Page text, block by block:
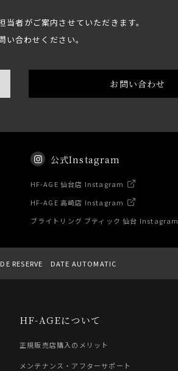
者がご案内させていただきます。
い合わせください。
お問い合わせ
公式Instagram
HF-AGE 仙台店 Instagram
HF-AGE 高崎店 Instagram
ブライトリング ブティック 仙台 Instagram
RESERVE DATE AUTOMATIC
HF-AGEについて
正規販売店購入のメリット
メンテナンス・アフターサポート